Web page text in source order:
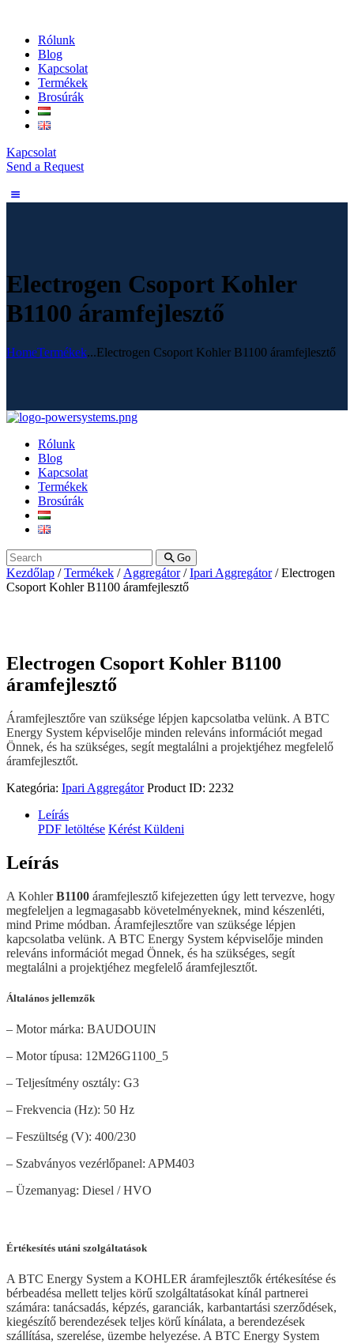
Rólunk
Blog
Kapcsolat
Termékek
Brosúrák
Kapcsolat
Send a Request
Electrogen Csoport Kohler
B1100 áramfejlesztő
HomeTermékek...Electrogen Csoport Kohler B1100 áramfejlesztő
Rólunk
Blog
Kapcsolat
Termékek
Brosúrák
Go
Kezdőlap /Termékek / Aggregátor/Ipari Aggregátor/ Electrogen
Csoport Kohler B1100 áramfejlesztő
Electrogen Csoport Kohler B1100
áramfejlesztő
Áramfejlesztőre van szüksége lépjen kapcsolatba velünk. A BTC
Energy System képviselője minden releváns információt megad
Önnek, és ha szükséges, segít megtalálni a projektjéhez megfelelő
áramfejlesztőt.
Kategória: Ipari Aggregátor Product ID: 2232
Leírás
PDF letöltése Kérést Küldeni
Leírás
A KohlerB1100 áramfejlesztő kifejezetten úgy lett tervezve, hogy
megfeleljen a legmagasabb követelményeknek, mind készenléti,
mind Prime módban. Áramfejlesztőre van szüksége lépjen
kapcsolatba velünk. A BTC Energy System képviselője minden
releváns információt megad Önnek, és ha szükséges, segít
megtalálni a projektjéhez megfelelő áramfejlesztőt.
Általános jellemzők
– Motor márka: BAUDOUIN
– Motor típusa: 12M26G1100_5
– Teljesítmény osztály: G3
– Frekvencia (Hz): 50 Hz
– Feszültség (V): 400/230
– Szabványos vezérlőpanel: APM403
– Üzemanyag: Diesel / HVO
Értékesítés utáni szolgáltatások
A BTC Energy System a KOHLER áramfejlesztők értékesítése és
bérbeadésa mellett teljes körű szolgáltatásokat kínál partnerei
számára: tanácsadás, képzés, garanciák, karbantartási szerződések,
kiegészítő berendezések teljes körű kínálata, a berendezések
szállítása, szerelése, üzembe helyezése. A BTC Energy System